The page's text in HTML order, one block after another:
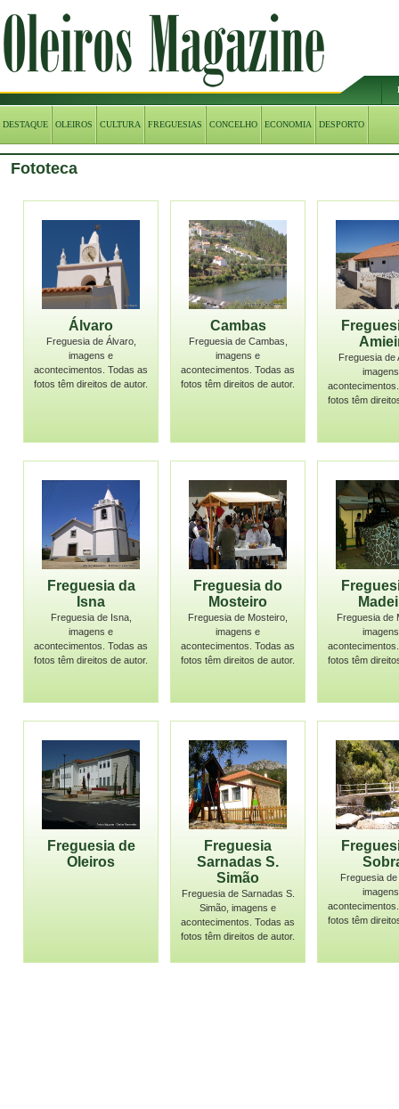
DESTAQUE OLEIROS CULTURA FREGUESIAS CONCELHO ECONOMIA DESPORTO
Fototeca
Álvaro
Freguesia de Álvaro,
imagens e
acontecimentos. Todas as
fotos têm direitos de autor.
Cambas
Freguesia de Cambas,
imagens e
acontecimentos. Todas as
fotos têm direitos de autor.
Freguesia de
fotos têm
Freguesia da
Isna
Freguesia de Isna,
imagens e
acontecimentos. Todas as
fotos têm direitos de autor.
Freguesia do
Mosteiro
Freguesia de Mosteiro,
imagens e
acontecimentos. Todas as
fotos têm direitos de autor.
Freguesia de
fotos têm
Freguesia de
Oleiros
Freguesia
Sarnadas S.
Simão
Freguesia de Sarnadas S.
Simão, imagens e
acontecimentos. Todas as
fotos têm direitos de autor.
Freguesia de
fotos têm